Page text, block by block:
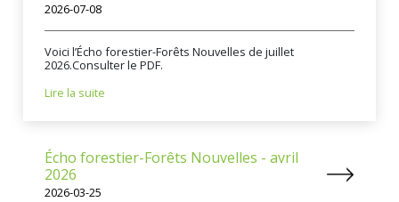
2026-07-08
Voici l’Écho forestier-Forêts Nouvelles de juillet
2026.Consulter le PDF.
Lire la suite
Écho forestier-Forêts Nouvelles - avril
2026
2026-03-25